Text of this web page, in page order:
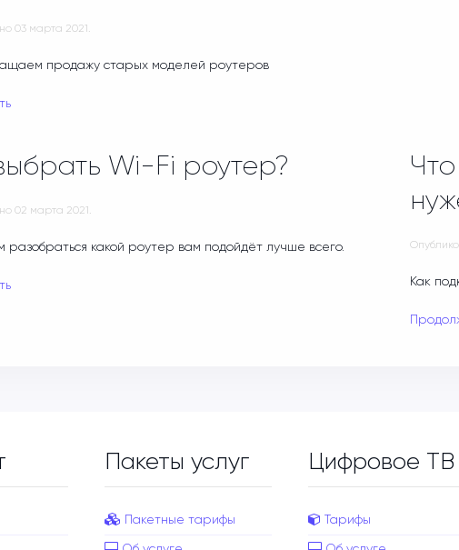
03 марта 2021 .
продажу старых моделей роутеров
Wi-Fi роутер?
02 марта 2021 .
разобраться какой роутер вам подойдёт лучше всего.
Как
Пакеты услуг
Пакетные тарифы
Цифровое ТВ
Тарифы